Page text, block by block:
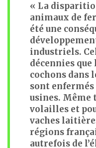
« La
animaux de
été une
industriels.
décennies que
cochons dans
sont
usines.
volailles et
vaches
régions
autrefois de